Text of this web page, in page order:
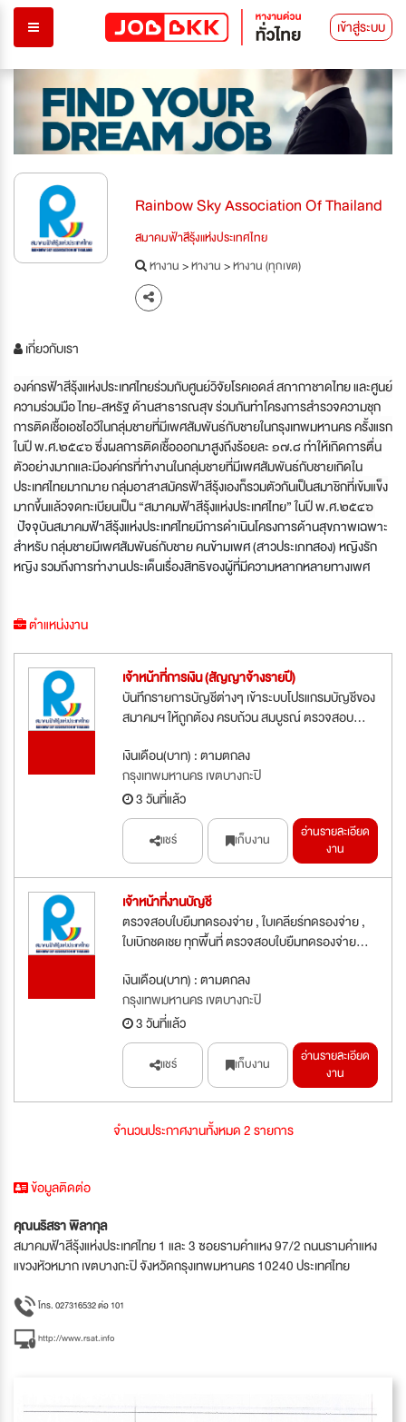
เข้าสู่ระบบ
Rainbow Sky Association Of Thailand
สมาคมฟ้าสีรุ้งแห่งประเทศไทย
หางาน>หางาน>หางาน (ทุกเขต)
เกี่ยวกับเรา
องค์กรฟ้าสีรุ้งแห่งประเทศไทยร่วมกับศูนย์วิจัยโรคเอดส์ สภากาชาดไทย และศูนย์
ความร่วมมือ ไทย-สหรัฐ ด้านสาธารณสุข ร่วมกันทำโครงการสำรวจความชุก
การติดเชื้อเอชไอวีในกลุ่มชายที่มีเพศสัมพันธ์กับชายในกรุงเทพมหานคร ครั้งแรก
ในปี พ.ศ.๒๕๔๖ ซึ่งผลการติดเชื้อออกมาสูงถึงร้อยละ ๑๗.๘ ทำให้เกิดการตื่น
ตัวอย่างมากและมีองค์กรที่ทำงานในกลุ่มชายที่มีเพศสัมพันธ์กับชายเกิดใน
ประเทศไทยมากมาย กลุ่มอาสาสมัครฟ้าสีรุ้งเองก็รวมตัวกันเป็นสมาชิกที่เข้มแข็ง
มากขึ้นแล้วจดทะเบียนเป็น “สมาคมฟ้าสีรุ้งแห่งประเทศไทย” ในปี พ.ศ.๒๕๔๖
ปัจจุบันสมาคมฟ้าสีรุ้งแห่งประเทศไทยมีการดำเนินโครงการด้านสุขภาพเฉพาะ
สำหรับ กลุ่มชายมีเพศสัมพันธ์กับชาย คนข้ามเพศ (สาวประเภทสอง) หญิงรัก
หญิง รวมถึงการทำงานประเด็นเรื่องสิทธิของผู้ที่มีความหลากหลายทางเพศ
ตำแหน่งงาน
เจ้าหน้าที่การเงิน (สัญญาจ้างรายปี)
บันทึกรายการบัญชีต่างๆ เข้าระบบโปรแกรมบัญชีของ
สมาคมฯ ให้ถูกต้อง ครบถ้วน สมบูรณ์ ตรวจสอบ...
เงินเดือน(บาท) : ตามตกลง
กรุงเทพมหานคร เขตบางกะปิ
3 วันที่แล้ว
แชร์ เก็บงาน
อ่านรายละเอียด
งาน
เจ้าหน้าที่งานบัญชี
ตรวจสอบใบยืมทดรองจ่าย , ใบเคลียร์ทดรองจ่าย ,
ใบเบิกชดเชย ทุกพื้นที่ ตรวจสอบใบยืมทดรองจ่าย...
เงินเดือน(บาท) : ตามตกลง
กรุงเทพมหานคร เขตบางกะปิ
3 วันที่แล้ว
แชร์ เก็บงาน
อ่านรายละเอียด
งาน
จำนวนประกาศงานทั้งหมด 2 รายการ
ข้อมูลติดต่อ
คุณนริสรา พิลากุล
สมาคมฟ้าสีรุ้งแห่งประเทศไทย 1 และ 3 ซอยรามคำแหง 97/2 ถนนรามคำแหง
แขวงหัวหมาก เขตบางกะปิ จังหวัดกรุงเทพมหานคร 10240 ประเทศไทย
โทร. 027316532 ต่อ 101
http://www.rsat.info